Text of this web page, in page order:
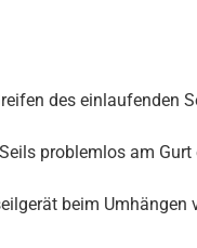
des einlaufenden
problemlos am
beim